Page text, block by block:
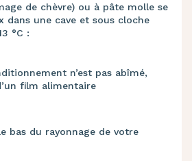
de chèvre) ou à pâte molle se
dans une cave et sous cloche
°C :
n’est pas abîmé,
film alimentaire
bas du rayonnage de votre